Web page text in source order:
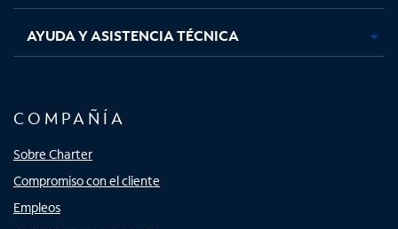
AYUDA Y ASISTENCIA TÉCNICA
COMPAÑÍA
Sobre Charter
Compromiso con el cliente
Empleos